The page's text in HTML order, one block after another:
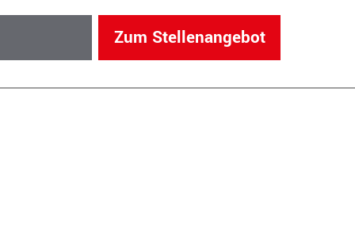
Zum Stellenangebot